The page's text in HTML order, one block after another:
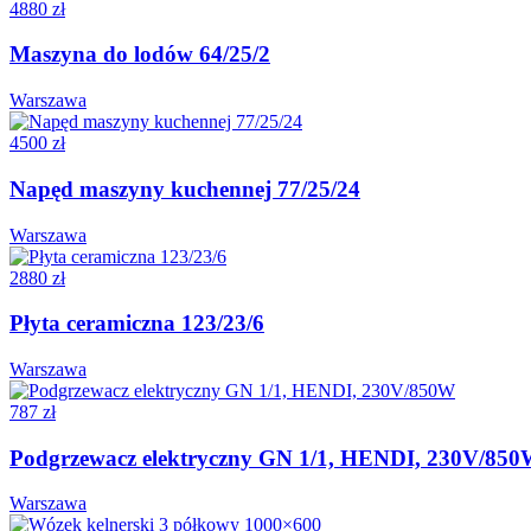
4880 zł
Maszyna do lodów 64/25/2
Warszawa
4500 zł
Napęd maszyny kuchennej 77/25/24
Warszawa
2880 zł
Płyta ceramiczna 123/23/6
Warszawa
787 zł
Podgrzewacz elektryczny GN 1/1, HENDI, 230V/
Warszawa